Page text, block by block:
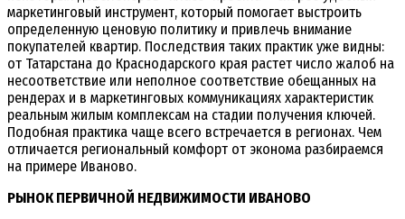
маркетинговый инструмент, который помогает выстроить
определенную ценовую политику и привлечь внимание
покупателей квартир. Последствия таких практик уже видны:
от Татарстана до Краснодарского края растет число жалоб на
несоответствие или неполное соответствие обещанных на
рендерах и в маркетинговых коммуникациях характеристик
реальным жилым комплексам на стадии получения ключей.
Подобная практика чаще всего встречается в регионах. Чем
отличается региональный комфорт от эконома разбираемся
на примере Иваново.
РЫНОК ПЕРВИЧНОЙ НЕДВИЖИМОСТИ ИВАНОВО